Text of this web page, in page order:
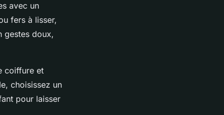
avec un
fers à lisser,
gestes doux,
coiffure et
choisissez un
pour laisser